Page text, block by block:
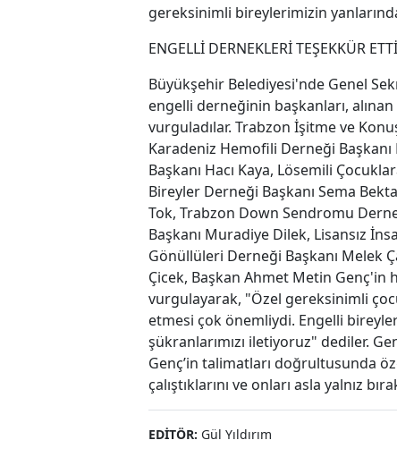
gereksinimli bireylerimizin
ENGELLİ DERNEKLERİ TEŞEKKÜR ETTİ
Büyükşehir Belediyesi'nde Genel
engelli derneğinin başkanları,
vurguladılar. Trabzon İşitme ve
Karadeniz Hemofili Derneği
Başkanı Hacı Kaya, Lösemili
Bireyler Derneği Başkanı Sema
Tok, Trabzon Down Sendromu
Başkanı Muradiye Dilek, Lisansız
Gönüllüleri Derneği Başkanı Melek
Çicek, Başkan Ahmet Metin
vurgulayarak, "Özel gereksinimli
etmesi çok önemliydi. Engelli
şükranlarımızı iletiyoruz" dediler.
Genç’in talimatları doğrultusunda
çalıştıklarını ve onları asla yalnız
EDITÖR: Gül Yıldırım